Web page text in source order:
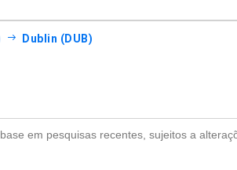
Dublin (DUB)
em pesquisas recentes, sujeitos a